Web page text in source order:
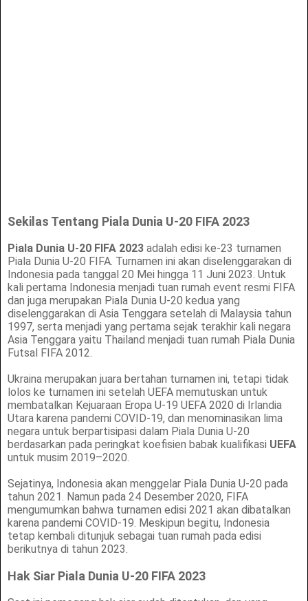
Sekilas Tentang Piala Dunia U-20 FIFA 2023
Piala Dunia U-20 FIFA 2023 adalah edisi ke-23 turnamen
Piala Dunia U-20 FIFA. Turnamen ini akan diselenggarakan di
Indonesia pada tanggal 20 Mei hingga 11 Juni 2023. Untuk
kali pertama Indonesia menjadi tuan rumah event resmi FIFA
dan juga merupakan Piala Dunia U-20 kedua yang
diselenggarakan di Asia Tenggara setelah di Malaysia tahun
1997, serta menjadi yang pertama sejak terakhir kali negara
Asia Tenggara yaitu Thailand menjadi tuan rumah Piala Dunia
Futsal FIFA 2012.
Ukraina merupakan juara bertahan turnamen ini, tetapi tidak
lolos ke turnamen ini setelah UEFA memutuskan untuk
membatalkan Kejuaraan Eropa U-19 UEFA 2020 di Irlandia
Utara karena pandemi COVID-19, dan menominasikan lima
negara untuk berpartisipasi dalam Piala Dunia U-20
berdasarkan pada peringkat koefisien babak kualifikasi UEFA
untuk musim 2019–2020.
Sejatinya, Indonesia akan menggelar Piala Dunia U-20 pada
tahun 2021. Namun pada 24 Desember 2020, FIFA
mengumumkan bahwa turnamen edisi 2021 akan dibatalkan
karena pandemi COVID-19. Meskipun begitu, Indonesia
tetap kembali ditunjuk sebagai tuan rumah pada edisi
berikutnya di tahun 2023.
Hak Siar Piala Dunia U-20 FIFA 2023